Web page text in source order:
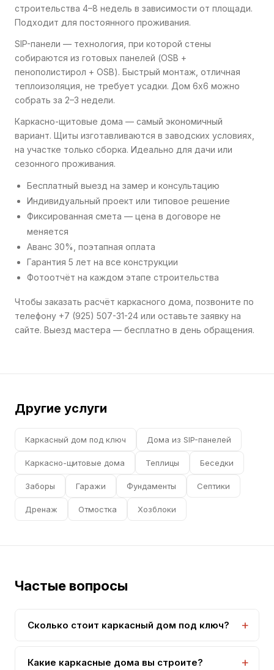
строительства 4–8 недель в зависимости от площади.
Подходит для постоянного проживания.
SIP-панели — технология, при которой стены
собираются из готовых панелей (OSB +
пенополистирол + OSB). Быстрый монтаж, отличная
теплоизоляция, не требует усадки. Дом 6x6 можно
собрать за 2–3 недели.
Каркасно-щитовые дома — самый экономичный
вариант. Щиты изготавливаются в заводских условиях,
на участке только сборка. Идеально для дачи или
сезонного проживания.
Бесплатный выезд на замер и консультацию
Индивидуальный проект или типовое решение
Фиксированная смета — цена в договоре не
меняется
Аванс 30%, поэтапная оплата
Гарантия 5 лет на все конструкции
Фотоотчёт на каждом этапе строительства
Чтобы заказать расчёт каркасного дома, позвоните по
телефону +7 (925) 507-31-24 или оставьте заявку на
сайте. Выезд мастера — бесплатно в день обращения.
Другие услуги
Каркасный дом под ключ Дома из SIP-панелей
Каркасно-щитовые дома Теплицы Беседки
Заборы Гаражи Фундаменты Септики
Дренаж Отмостка Хозблоки
Частые вопросы
Сколько стоит каркасный дом под ключ?
м. Стоимость зависит от площади, комплектации
Какие каркасные дома вы строите?